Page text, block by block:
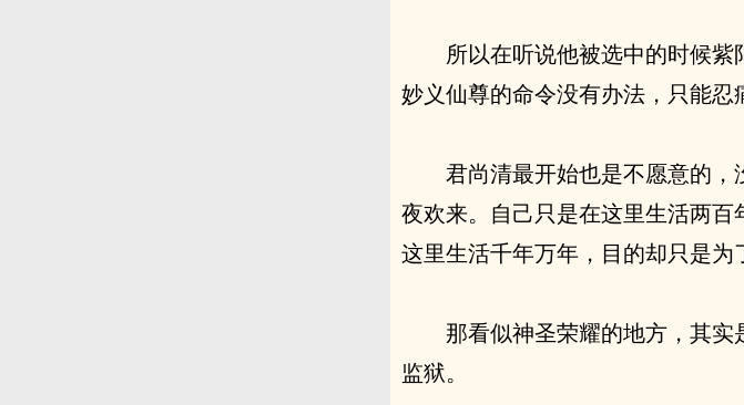
所以在听说他被选中的时候
妙义仙尊的命令没有办法，只能忍
君尚清最开始也是不愿意的
夜欢来。自己只是在这里生活两
这里生活千年万年，目的却只是为
那看似神圣荣耀的地方，其
监狱。